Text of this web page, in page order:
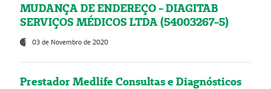
MUDANÇA DE ENDEREÇO - DIAGITAB
SERVIÇOS MÉDICOS LTDA (54003267-5)
03 de Novembro de 2020
Prestador Medlife Consultas e Diagnósticos